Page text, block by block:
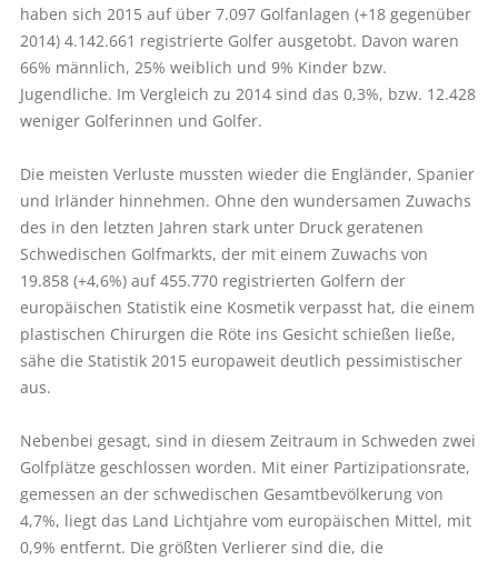
haben sich 2015 auf über 7.097 Golfanlagen (+18 gegenüber
2014) 4.142.661 registrierte Golfer ausgetobt. Davon waren
66% männlich, 25% weiblich und 9% Kinder bzw.
Jugendliche. Im Vergleich zu 2014 sind das 0,3%, bzw. 12.428
weniger Golferinnen und Golfer.
Die meisten Verluste mussten wieder die Engländer, Spanier
und Irländer hinnehmen. Ohne den wundersamen Zuwachs
des in den letzten Jahren stark unter Druck geratenen
Schwedischen Golfmarkts, der mit einem Zuwachs von
19.858 (+4,6%) auf 455.770 registrierten Golfern der
europäischen Statistik eine Kosmetik verpasst hat, die einem
plastischen Chirurgen die Röte ins Gesicht schießen ließe,
sähe die Statistik 2015 europaweit deutlich pessimistischer
aus.
Nebenbei gesagt, sind in diesem Zeitraum in Schweden zwei
Golfplätze geschlossen worden. Mit einer Partizipationsrate,
gemessen an der schwedischen Gesamtbevölkerung von
4,7%, liegt das Land Lichtjahre vom europäischen Mittel, mit
0,9% entfernt. Die größten Verlierer sind die, die